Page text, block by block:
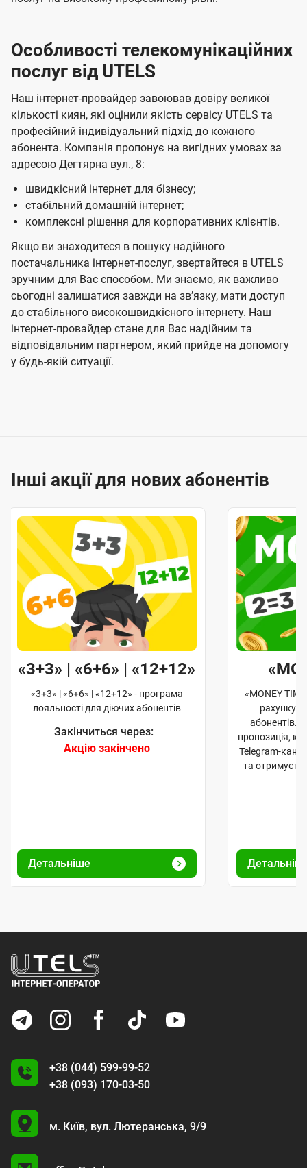
Особливості телекомунікаційних
послуг від UTELS
Наш інтернет-провайдер завоював довіру великої
кількості киян, які оцінили якість сервісу UTELS та
професійний індивідуальний підхід до кожного
абонента. Компанія пропонує на вигідних умовах за
адресою Дегтярна вул., 8:
швидкісний інтернет для бізнесу;
стабільний домашній інтернет;
комплексні рішення для корпоративних клієнтів.
Якщо ви знаходитеся в пошуку надійного
постачальника інтернет-послуг, звертайтеся в UTELS
зручним для Вас способом. Ми знаємо, як важливо
сьогодні залишатися завжди на звʼязку, мати доступ
до стабільного високошвидкісного інтернету. Наш
інтернет-провайдер стане для Вас надійним та
відповідальним партнером, який прийде на допомогу
у будь-якій ситуації.
Інші акції для нових абонентів
«3+3» | «6+6» | «12+12»
«3+3» | «6+6» | «12+12» - програма
лояльності для діючих абонентів
Закінчиться через:
Акцію закінчено
Детальніше
«MONEY
рахунку
абонентів.
пропозиція,
Telegram-
та
+38 (044) 599-99-52
+38 (093) 170-03-50
U
м. Київ, вул. Лютеранська, 9/9